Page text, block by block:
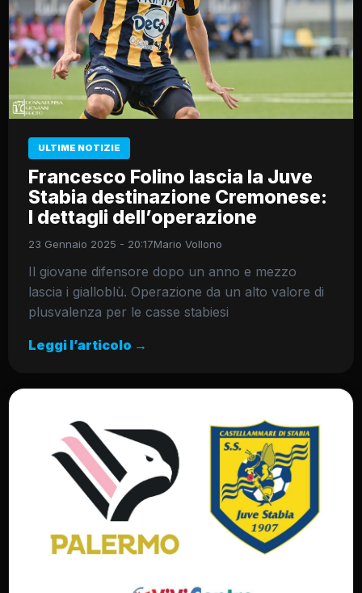
ULTIME NOTIZIE
Francesco Folino lascia la Juve
Stabia destinazione Cremonese:
I dettagli dell’operazione
23 Gennaio 2025 - 20:17Mario Vollono
Il giovane difensore dopo un anno e mezzo
lascia i gialloblù. Operazione da un alto valore di
plusvalenza per le casse stabiesi
Leggi l’articolo →